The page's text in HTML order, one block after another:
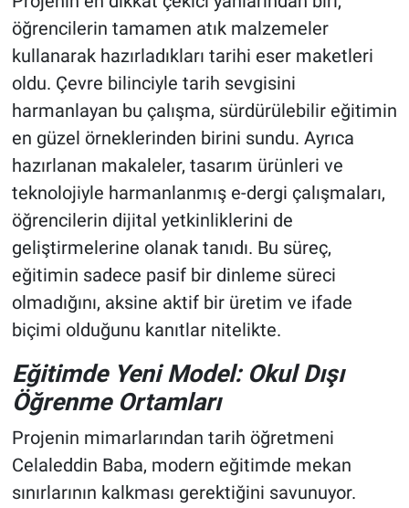
öğrencilerin tamamen atık malzemeler
kullanarak hazırladıkları tarihi eser maketleri
oldu. Çevre bilinciyle tarih sevgisini
harmanlayan bu çalışma, sürdürülebilir eğitimin
en güzel örneklerinden birini sundu. Ayrıca
hazırlanan makaleler, tasarım ürünleri ve
teknolojiyle harmanlanmış e-dergi çalışmaları,
öğrencilerin dijital yetkinliklerini de
geliştirmelerine olanak tanıdı. Bu süreç,
eğitimin sadece pasif bir dinleme süreci
olmadığını, aksine aktif bir üretim ve ifade
biçimi olduğunu kanıtlar nitelikte.
Eğitimde Yeni Model: Okul Dışı
Öğrenme Ortamları
Projenin mimarlarından tarih öğretmeni
Celaleddin Baba, modern eğitimde mekan
sınırlarının kalkması gerektiğini savunuyor.